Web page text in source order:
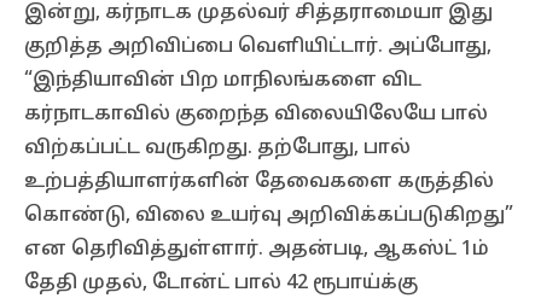
இன்று, கர்நாடக முதல்வர் சித்தராமையா இது
குறித்த அறிவிப்பை வெளியிட்டார். அப்போது,
“இந்தியாவின் பிற மாநிலங்களை விட
கர்நாடகாவில் குறைந்த விலையிலேயே பால்
விற்கப்பட்ட வருகிறது. தற்போது, பால்
உற்பத்தியாளர்களின் தேவைகளை கருத்தில்
கொண்டு, விலை உயர்வு அறிவிக்கப்படுகிறது”
என தெரிவித்துள்ளார். அதன்படி, ஆகஸ்ட் 1ம்
தேதி முதல், டோன்ட் பால் 42 ரூபாய்க்கு